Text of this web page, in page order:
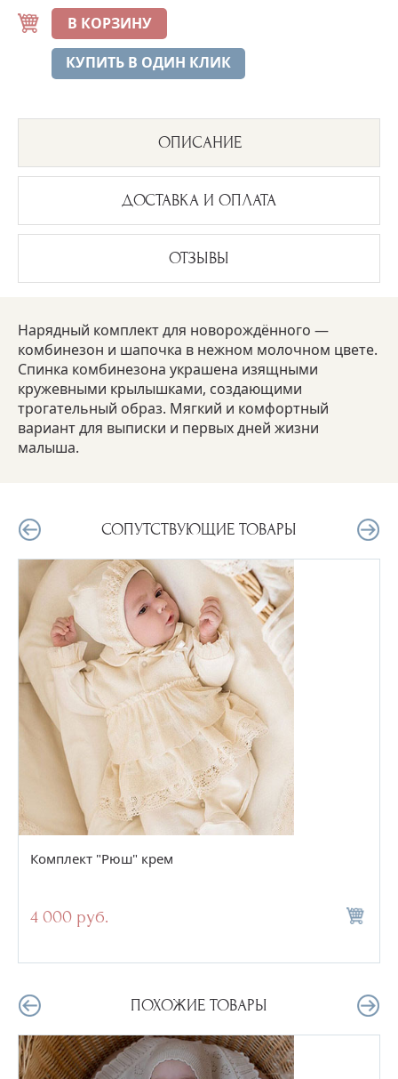
В КОРЗИНУ
КУПИТЬ В ОДИН КЛИК
ОПИСАНИЕ
ДОСТАВКА И ОПЛАТА
ОТЗЫВЫ
Нарядный комплект для новорождённого —
комбинезон и шапочка в нежном молочном цвете.
Спинка комбинезона украшена изящными
кружевными крылышками, создающими
трогательный образ. Мягкий и комфортный
вариант для выписки и первых дней жизни
малыша.
СОПУТСТВУЮЩИЕ ТОВАРЫ
Комплект "Рюш" крем
4 000 руб.
ПОХОЖИЕ ТОВАРЫ